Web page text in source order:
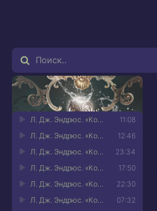
11:08
Л. Дж. Эндрюс. «Король Вечности» - 01
12:46
Л. Дж. Эндрюс. «Король Вечности» - 02
23:34
Л. Дж. Эндрюс. «Король Вечности» - 03
17:50
Л. Дж. Эндрюс. «Король Вечности» - 04
22:30
Л. Дж. Эндрюс. «Король Вечности» - 05
07:32
Л. Дж. Эндрюс. «Король Вечности» - 06